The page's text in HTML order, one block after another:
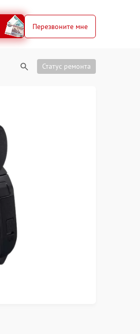
Перезвоните мне
Статус ремонта